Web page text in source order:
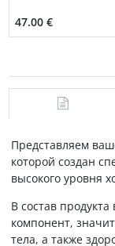
47.00 €
Представляем
которой создан
высокого уровня
В состав
компонент,
тела, а также